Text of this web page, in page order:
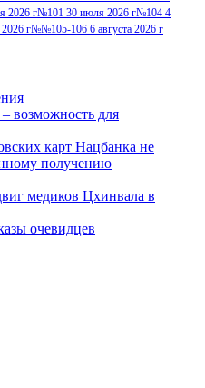
30 июля
июля 2015 г
г
5 июля 2014 г(10)
№99 4 августа
2014 г
2026 г№101 30 июля 2026 г№104 4
г№№105-106 6 августа 2026 г
возможность для
карт Нацбанка не
получению
медиков Цхинвала в
очевидцев